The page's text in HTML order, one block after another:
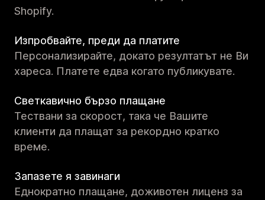
Shopify.
Изпробвайте, преди да платите
Персонализирайте, докато резултатът не Ви
хареса. Платете едва когато публикувате.
Светкавично бързо плащане
Тествани за скорост, така че Вашите
клиенти да плащат за рекордно кратко
време.
Запазете я завинаги
Еднократно плащане, доживотен лиценз за